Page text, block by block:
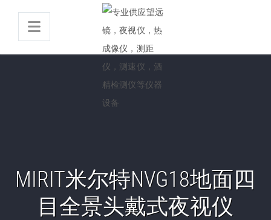
MIRIT米尔特NVG18地面四
目全景头戴式夜视仪